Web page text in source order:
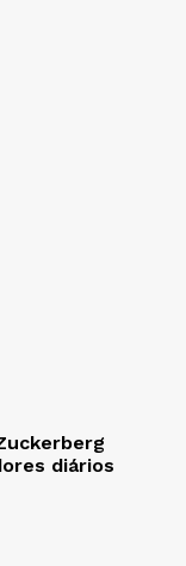
diários